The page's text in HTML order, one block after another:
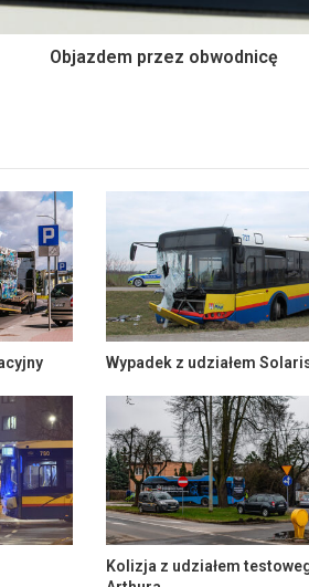
Objazdem przez obwodnicę
Wypadek z udziałem
Kolizja z udziałem